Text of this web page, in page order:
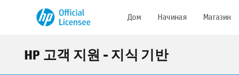
Дом Начиная Магазин
HP 고객 지원 - 지식 기반